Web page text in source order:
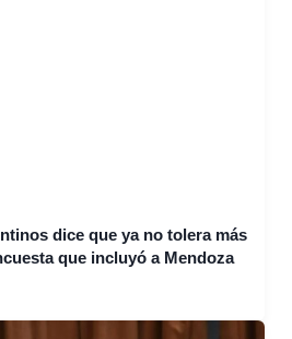
dice que ya no tolera más
que incluyó a Mendoza